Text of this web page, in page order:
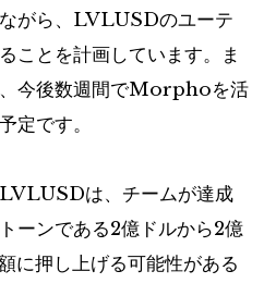
がら、LVLUSDのユーテ
ことを計画しています。ま
、今後数週間でMorphoを活
定です。
は、チームが達成
ーンである2億ドルから2億
に押し上げる可能性がある